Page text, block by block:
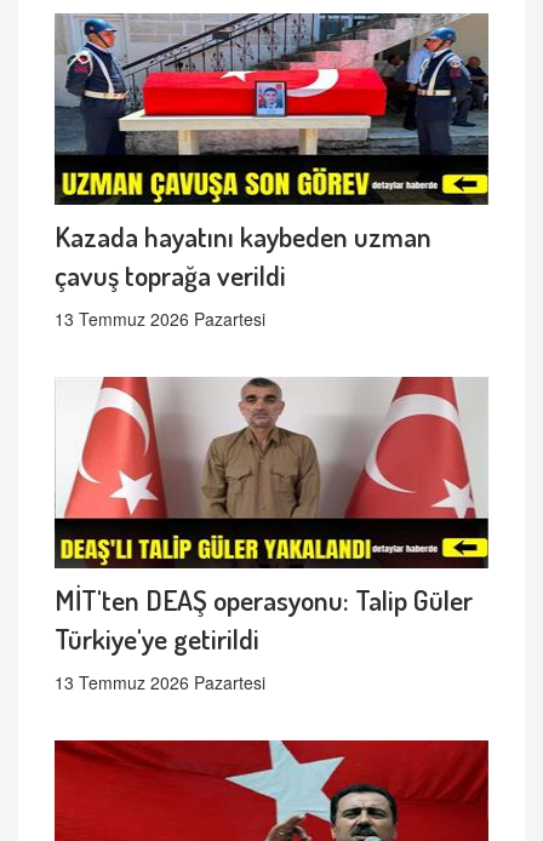
Kazada hayatını kaybeden uzman
çavuş toprağa verildi
13 Temmuz 2026 Pazartesi
MİT'ten DEAŞ operasyonu: Talip Güler
Türkiye'ye getirildi
13 Temmuz 2026 Pazartesi